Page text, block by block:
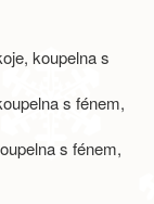
koupelna s
s fénem,
s fénem,